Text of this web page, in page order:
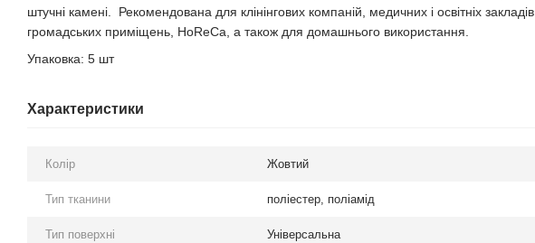
штучні камені. Рекомендована для клінінгових компаній, медичних і освітніх закладів,
громадських приміщень, HoReCa, а також для домашнього використання.
Упаковка: 5 шт
Характеристики
Колір Жовтий
Тип тканини поліестер, поліамід
Тип поверхні Універсальна